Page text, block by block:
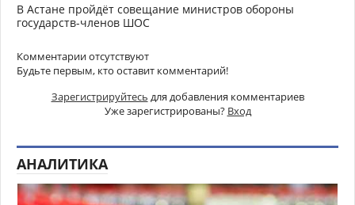
В Астане пройдёт совещание министров обороны
государств-членов ШОС
Комментарии отсутствуют
Будьте первым, кто оставит комментарий!
Зарегистрируйтесь для добавления комментариев
Уже зарегистрированы? Вход
АНАЛИТИКА